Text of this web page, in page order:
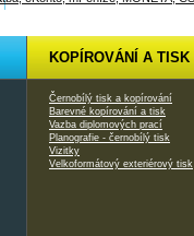
KOPÍROVÁNÍ A TISK
Černobílý tisk a kopírování
Barevné kopírování a tisk
Vazba diplomových prací
Planografie - černobílý tisk
Vizitky
Velkoformátový exteriérový tisk